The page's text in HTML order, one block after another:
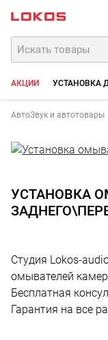
АКЦИИ УСТАНОВКА
АвтоЗвук и автотовары
УСТАНОВКА
Студия Lokos-
омывателей
Бесплатная
Гарантия на все